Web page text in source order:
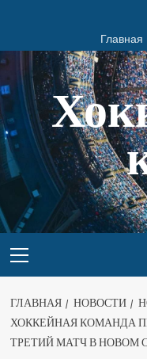
Главная
ГЛАВНАЯ НОВОСТИ
ХОККЕЙНАЯ КОМАНДА
ТРЕТИЙ МАТЧ В НОВОМ